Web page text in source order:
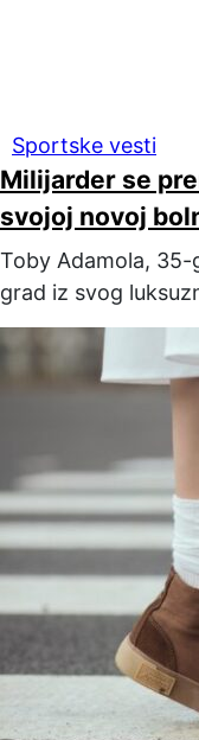
Sportske vesti
Milijarder se
svojoj novoj
Toby Adamola,
grad iz svog